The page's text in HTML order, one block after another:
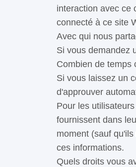
interaction avec ce
connecté à ce site
Avec qui nous
Si vous demandez
Combien de temps
Si vous laissez un
d'approuver
Pour les
fournissent dans
moment (sauf
ces informations.
Quels droits vous